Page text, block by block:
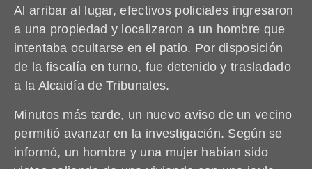
Al arribar al lugar, efectivos policiales ingresaron
a una propiedad y localizaron a un hombre que
intentaba ocultarse en el patio. Por disposición
de la fiscalía en turno, fue detenido y trasladado
a la Alcaidía de Tribunales.
Minutos más tarde, un nuevo aviso de un vecino
permitió avanzar en la investigación. Según se
informó, un hombre y una mujer habían sido